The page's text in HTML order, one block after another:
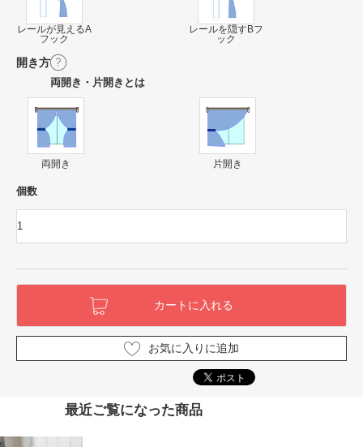
レールが見えるA
フック
レールを隠すBフ
ック
開き方
両開き・片開きとは
両開き 片開き
個数
お気に入りに追加
最近ご覧になった商品